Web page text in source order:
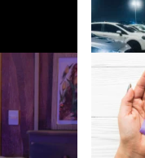
funcional
mês de